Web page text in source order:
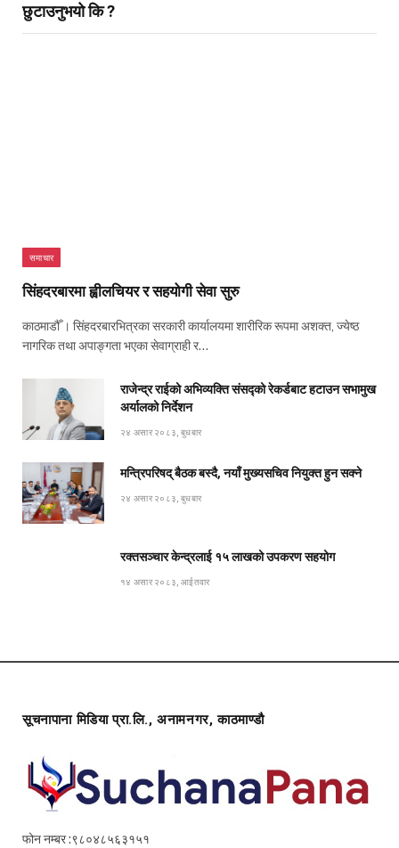
छुटाउनुभयो कि ?
समाचार
सिंहदरबारमा ह्वीलचियर र सहयोगी सेवा सुरु
काठमाडौँ । सिंहदरबारभित्रका सरकारी कार्यालयमा शारीरिक रूपमा अशक्त, ज्येष्ठ
नागरिक तथा अपाङ्गता भएका सेवाग्राही र…
राजेन्द्र राईको अभिव्यक्ति संसद्को रेकर्डबाट हटाउन सभामुख
अर्यालको निर्देशन
२४ असार २०८३, बुधबार
मन्त्रिपरिषद् बैठक बस्दै, नयाँ मुख्यसचिव नियुक्त हुन सक्ने
२४ असार २०८३, बुधबार
रक्तसञ्चार केन्द्रलाई १५ लाखको उपकरण सहयोग
१४ असार २०८३, आईतवार
सूचनापाना मिडिया प्रा.लि., अनामनगर, काठमाण्डौ
फोन नम्बर :९८०४८५६३१५१